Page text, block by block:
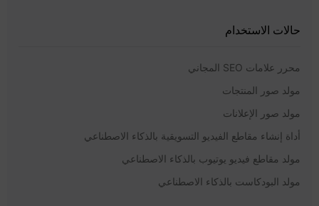
حالات الاستخدام
محرر علامات SEO المجاني
مولد صور المنتجات
مولد صور الإعلانات
أداة إنشاء مقاطع الفيديو التسويقية بالذكاء الاصطناعي
مولد مقاطع فيديو يوتيوب بالذكاء الاصطناعي
مولد البودكاست بالذكاء الاصطناعي